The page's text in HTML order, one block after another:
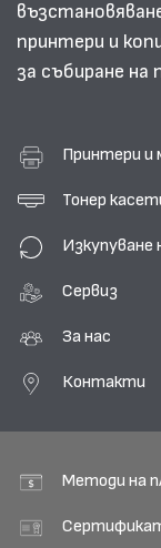
принтери и
за събиране на
Принтери и
Тонер
Изкупуване
Сервиз
За нас
Контакти
Методи на